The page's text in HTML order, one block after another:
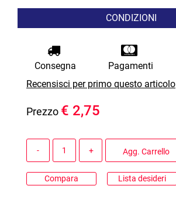
CONDIZIONI
Consegna Pagamenti
Recensisci per primo questo articolo
Prezzo € 2,75
Agg. Carrello
Compara Lista desideri